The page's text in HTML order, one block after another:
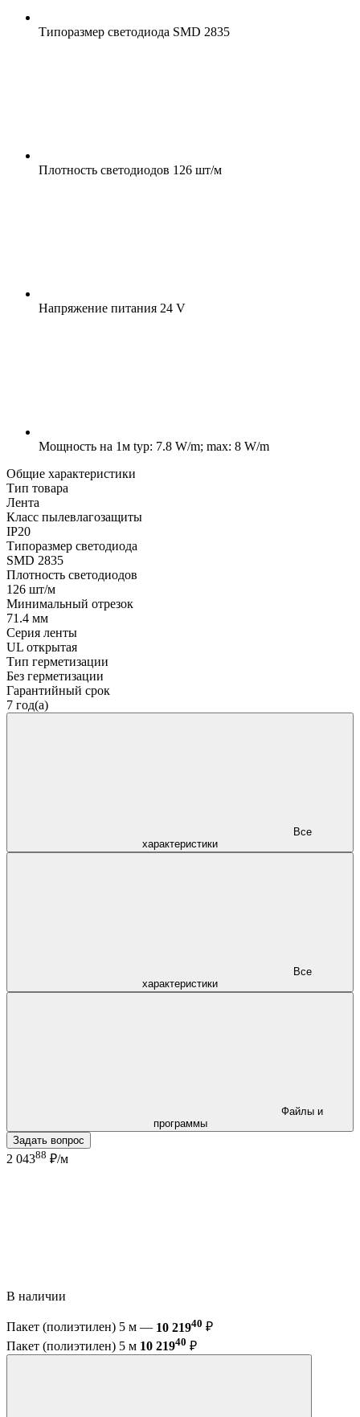
Типоразмер светодиода SMD 2835
Плотность светодиодов 126 шт/м
Напряжение питания 24 V
Мощность на 1м typ: 7.8 W/m; max: 8 W/m
Общие характеристики
Тип товара
Лента
Класс пылевлагозащиты
IP20
Типоразмер светодиода
SMD 2835
Плотность светодиодов
126 шт/м
Минимальный отрезок
71.4 мм
Серия ленты
UL открытая
Тип герметизации
Без герметизации
Гарантийный срок
7 год(а)
характеристики
характеристики
программы
Задать вопрос
2 04388 ₽/м
В наличии
Пакет (полиэтилен) 5 м — 10 21940 ₽
Пакет (полиэтилен) 5 м 10 21940 ₽